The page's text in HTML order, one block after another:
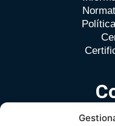
Avda. de Europa nº